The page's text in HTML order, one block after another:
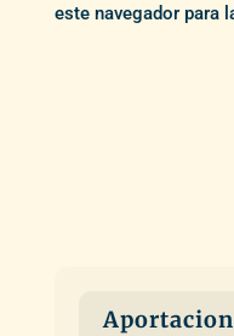
este navegador para